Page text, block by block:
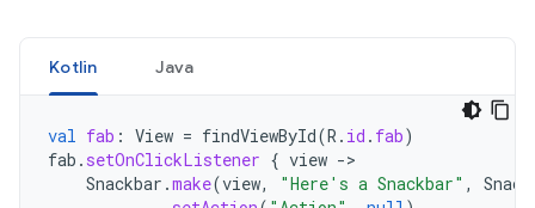
Kotlin Java
val fab : View = findViewById(R . id . fab)
fab . setOnClickListener { view ->
Snackbar .make(view, "Here's a Snackbar" ,